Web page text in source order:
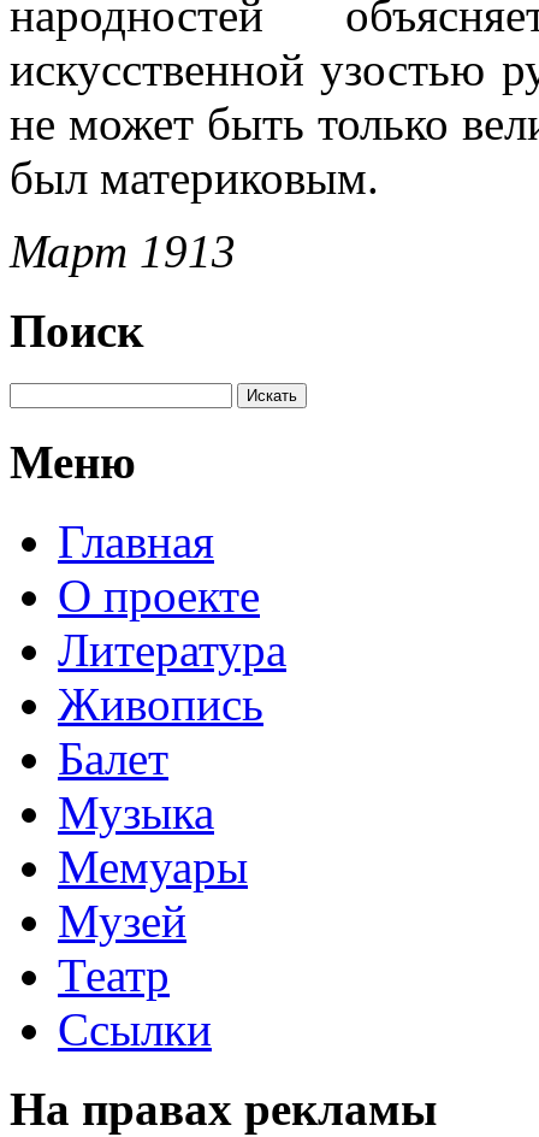
народностей
искусственной узостью
не может быть только
был материковым.
Март 1913
Поиск
Меню
Главная
О проекте
Литература
Живопись
Балет
Музыка
Мемуары
Музей
Театр
Ссылки
На правах рекламы